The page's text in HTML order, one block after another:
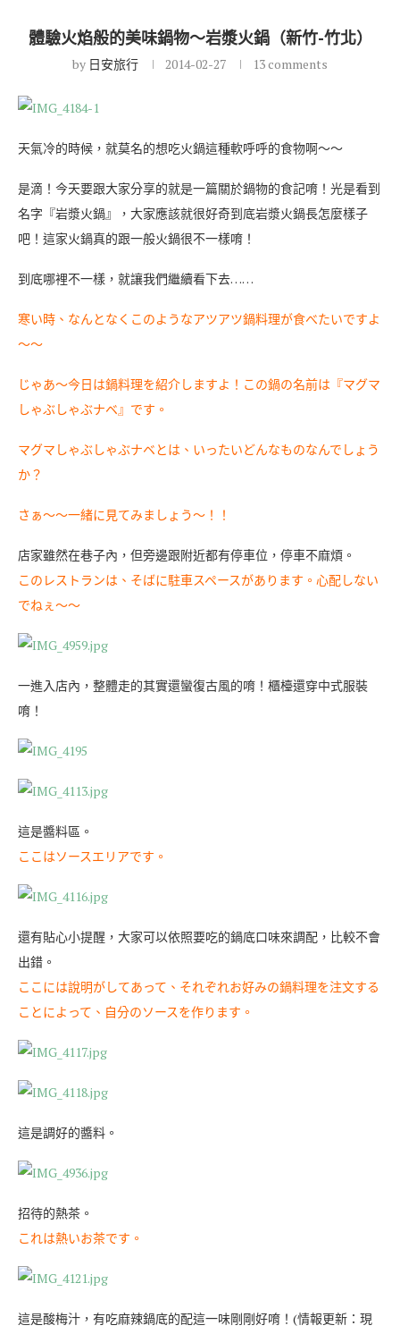
體驗火焰般的美味鍋物～岩漿火鍋（新竹-竹北）
by 日安旅行 2014-02-27 13 comments
天氣冷的時候，就莫名的想吃火鍋這種軟呼呼的食物啊～～
是滴！今天要跟大家分享的就是一篇關於鍋物的食記唷！光是看到
名字『岩漿火鍋』，大家應該就很好奇到底岩漿火鍋長怎麼樣子
吧！這家火鍋真的跟一般火鍋很不一樣唷！
到底哪裡不一樣，就讓我們繼續看下去……
寒い時、なんとなくこのようなアツアツ鍋料理が食べたいですよ
〜〜
じゃあ〜今日は鍋料理を紹介しますよ！この鍋の名前は『マグマ
しゃぶしゃぶナベ』です。
マグマしゃぶしゃぶナベとは、いったいどんなものなんでしょう
か？
さぁ〜〜一緒に見てみましょう～！！
店家雖然在巷子內，但旁邊跟附近都有停車位，停車不麻煩。
このレストランは、そばに駐車スペースがあります。心配しない
でねぇ〜〜
一進入店內，整體走的其實還蠻復古風的唷！櫃檯還穿中式服裝
唷！
這是醬料區。
ここはソースエリアです。
還有貼心小提醒，大家可以依照要吃的鍋底口味來調配，比較不會
出錯。
ここには說明がしてあって、それぞれお好みの鍋料理を注文する
ことによって、自分のソースを作ります。
這是調好的醬料。
招待的熱茶。
これは熱いお茶です。
這是酸梅汁，有吃麻辣鍋底的配這一味剛剛好唷！(情報更新：現